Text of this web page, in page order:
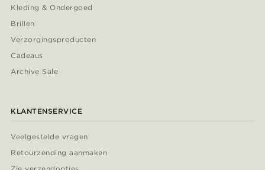
Kleding & Ondergoed
Brillen
Verzorgingsproducten
Cadeaus
Archive Sale
KLANTENSERVICE
Veelgestelde vragen
Retourzending aanmaken